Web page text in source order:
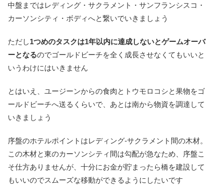
中盤まではレディング・サクラメント・サンフランシスコ・
カーソンシティ・ボディへと繋いでいきましょう
ただし1つめのタスクは1年以内に達成しないとゲームオーバ
ーとなるのでゴールドビーチを全く成長させなくてもいいと
いうわけにはいきません
とはいえ、ユージーンからの食肉とトウモロコシと果物をゴ
ールドビーチへ送るくらいで、あとは南から物資を調達して
いきましょう
序盤のホテルポイントはレディング-サクラメント間の木材。
この木材と東のカーソンシティ間は勾配が急なため、序盤こ
そ仕方ありませんが、十分にお金が貯まったら橋を建設して
もいいのでスムーズな移動ができるようにしたいです